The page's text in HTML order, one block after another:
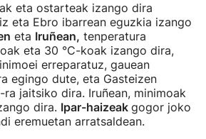
eta ostarteak izango dira
eta Ebro ibarrean eguzkia izango
eta Iruñean, tenperatura
eta 30 °C-koak izango dira,
erreparatuz, gauean
egingo dute, eta Gasteizen
ra jaitsiko dira. Iruñean, minimoak
dira. Ipar-haizeak gogor joko
eremuetan arratsaldean.